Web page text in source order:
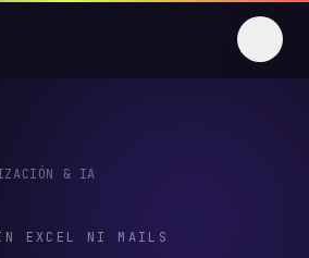
& IA
EXCEL NI MAILS